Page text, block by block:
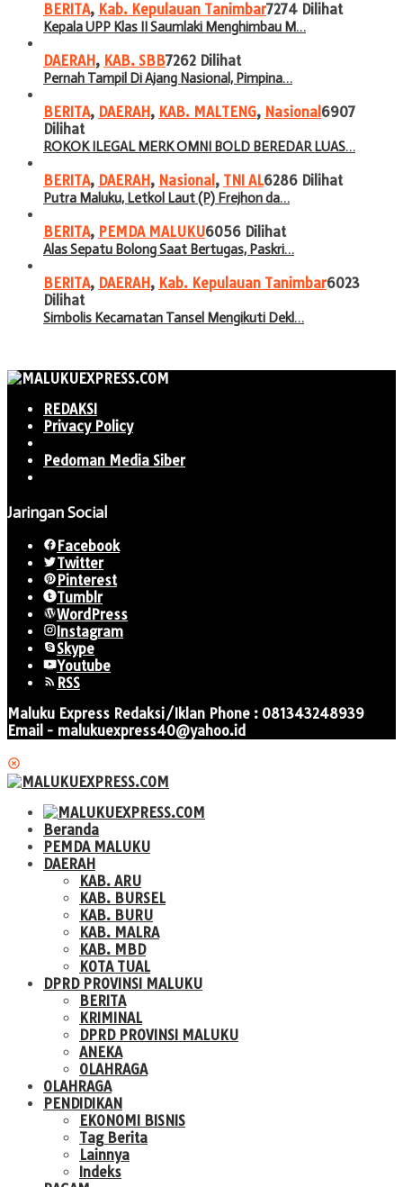
BERITA, Kab. Kepulauan Tanimbar7274 Dilihat
Kepala UPP Klas II Saumlaki Menghimbau M…
DAERAH , KAB. SBB7262 Dilihat
Pernah Tampil Di Ajang Nasional, Pimpina…
BERITA, DAERAH , KAB. MALTENG, Nasional 6907
Dilihat
ROKOK ILEGAL MERK OMNI BOLD BEREDAR LUAS…
BERITA, DAERAH , Nasional , TNI AL6286 Dilihat
Putra Maluku, Letkol Laut (P) Frejhon da…
BERITA, PEMDA MALUKU6056 Dilihat
Alas Sepatu Bolong Saat Bertugas, Paskri…
BERITA, DAERAH , Kab. Kepulauan Tanimbar6023
Dilihat
Simbolis Kecamatan Tansel Mengikuti Dekl…
REDAKSI
Privacy Policy
Pedoman Media Siber
Jaringan Social
Facebook
Twitter
Pinterest
Tumblr
WordPress
Instagram
Skype
Youtube
RSS
Maluku Express Redaksi/Iklan Phone : 081343248939
Email - malukuexpress40@yahoo.id
Beranda
PEMDA MALUKU
DAERAH
KAB. ARU
KAB. BURSEL
KAB. BURU
KAB. MALRA
KAB. MBD
KOTA TUAL
DPRD PROVINSI MALUKU
BERITA
KRIMINAL
DPRD PROVINSI MALUKU
ANEKA
OLAHRAGA
OLAHRAGA
PENDIDIKAN
EKONOMI BISNIS
Tag Berita
Lainnya
Indeks